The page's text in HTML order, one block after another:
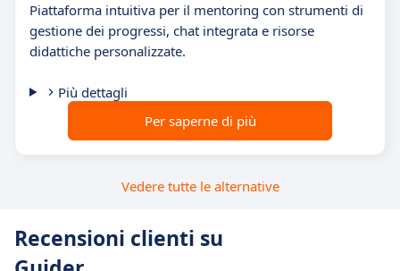
Piattaforma intuitiva per il mentoring con strumenti di
gestione dei progressi, chat integrata e risorse
didattiche personalizzate.
Più dettagli
Per saperne di più
Vedere tutte le alternative
Recensioni clienti su